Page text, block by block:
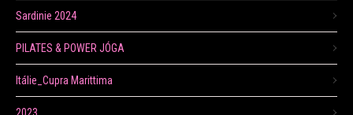
Sardinie 2024
PILATES & POWER JÓGA
Itálie_Cupra Marittima